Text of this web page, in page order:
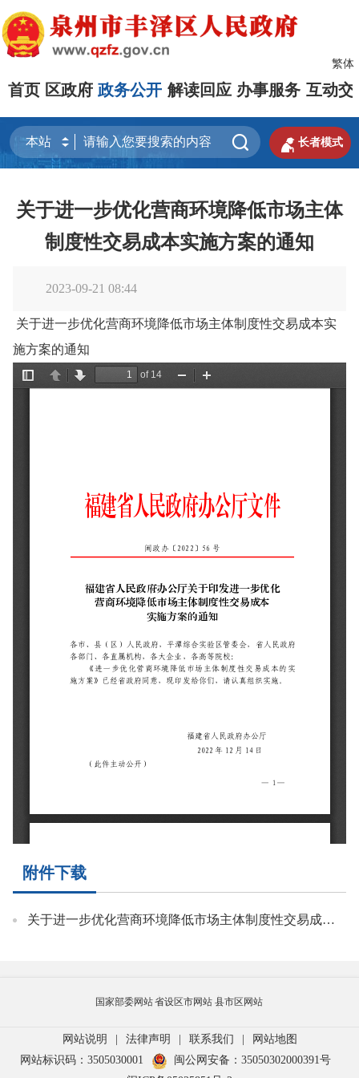
繁体
首页 区政府 政务公开 解读回应 办事服务 互动交
  长者模式
关于进一步优化营商环境降低市场主体
制度性交易成本实施方案的通知
2023-09-21 08:44
关于进一步优化营商环境降低市场主体制度性交易成本实
施方案的通知
附件下载
关于进一步优化营商环境降低市场主体制度性交易成本实施方案的通知.pdf
国家部委网站省设区市网站 县市区网站
网站说明 | 法律声明 | 联系我们 |
网站地图
网站标识码：3505030001
闽公网安备：35050302000391号